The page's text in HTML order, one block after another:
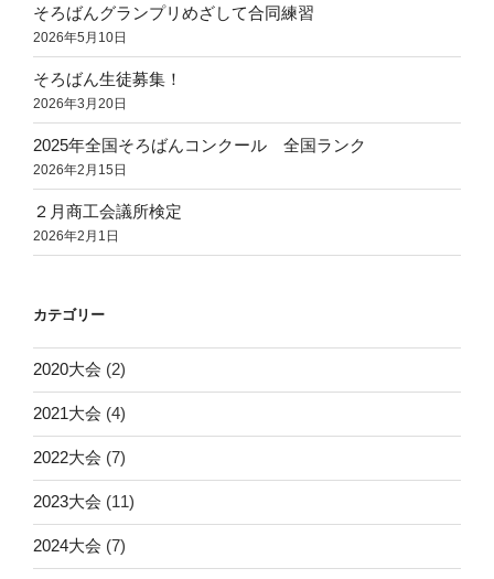
そろばんグランプリめざして合同練習
2026年5月10日
そろばん生徒募集！
2026年3月20日
2025年全国そろばんコンクール 全国ランク
2026年2月15日
２月商工会議所検定
2026年2月1日
カテゴリー
2020大会 (2)
2021大会 (4)
2022大会 (7)
2023大会 (11)
2024大会 (7)